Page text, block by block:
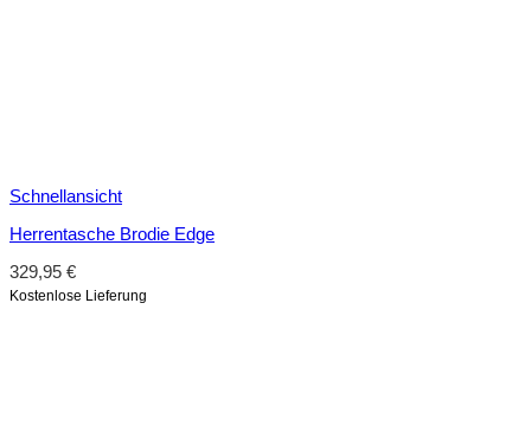
Schnellansicht
Herrentasche Brodie Edge
329,95 €
Kostenlose Lieferung